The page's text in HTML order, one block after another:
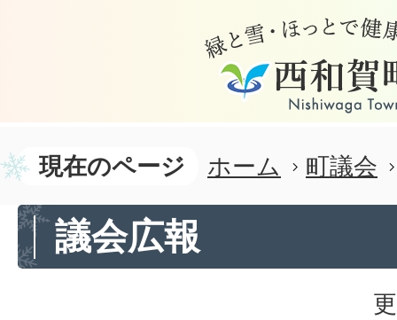
現在のページ ホーム 町議会
議会広報